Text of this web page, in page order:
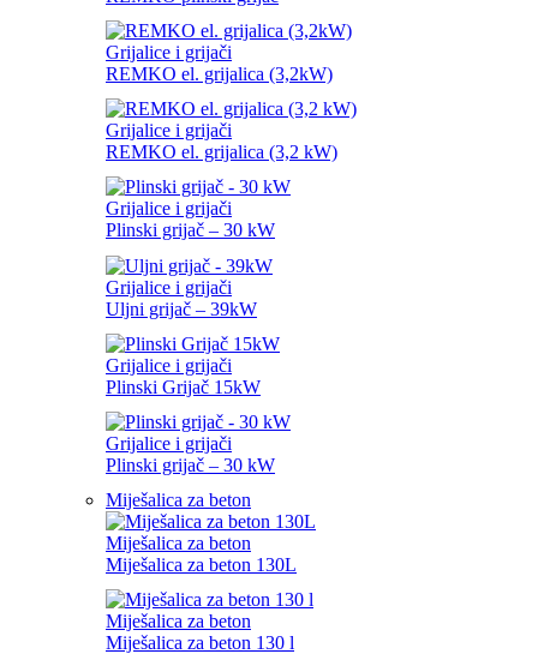
Grijalice i grijači
REMKO el. grijalica (3,2kW)
Grijalice i grijači
REMKO el. grijalica (3,2 kW)
Grijalice i grijači
Plinski grijač – 30 kW
Grijalice i grijači
Uljni grijač – 39kW
Grijalice i grijači
Plinski Grijač 15kW
Grijalice i grijači
Plinski grijač – 30 kW
Miješalica za beton
Miješalica za beton
Miješalica za beton 130L
Miješalica za beton
Miješalica za beton 130 l